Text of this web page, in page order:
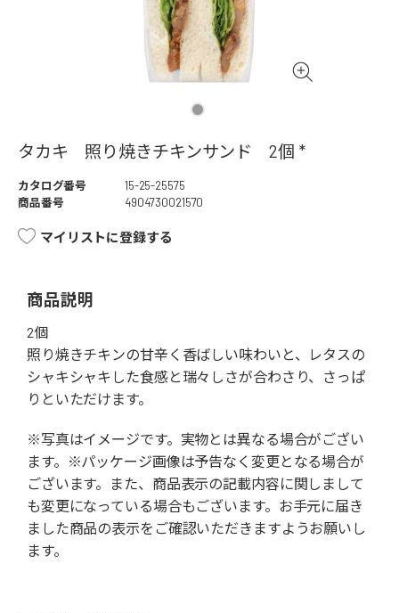
タカキ 照り焼きチキンサンド 2個 *
カタログ番号
15-25-25575
商品番号
4904730021570
マイリストに登録する
商品説明
2個
照り焼きチキンの甘辛く香ばしい味わいと、レタスの
シャキシャキした食感と瑞々しさが合わさり、さっぱ
りといただけます。
※写真はイメージです。実物とは異なる場合がござい
ます。※パッケージ画像は予告なく変更となる場合が
ございます。また、商品表示の記載内容に関しまして
も変更になっている場合もございます。お手元に届き
ました商品の表示をご確認いただきますようお願いし
ます。